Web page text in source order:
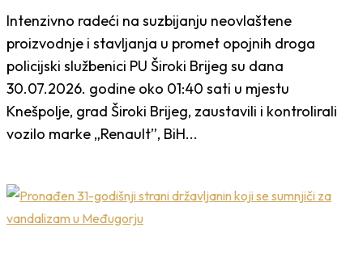
Intenzivno radeći na suzbijanju neovlaštene
proizvodnje i stavljanja u promet opojnih droga
policijski službenici PU Široki Brijeg su dana
30.07.2026. godine oko 01:40 sati u mjestu
Knešpolje, grad Široki Brijeg, zaustavili i kontrolirali
vozilo marke „Renault”, BiH...